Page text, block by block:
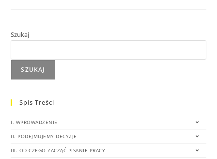
Szukaj
SZUKAJ
Spis Treści
I. WPROWADZENIE
II. PODEJMUJEMY DECYZJE
III. OD CZEGO ZACZĄĆ PISANIE PRACY